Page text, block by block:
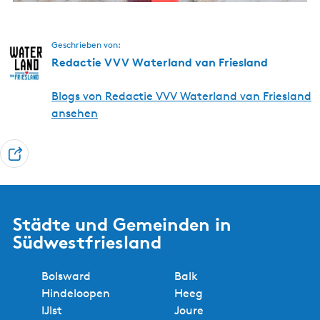
m
m
e
e
r
m
Geschrieben von:
Redactie VVV Waterland van Friesland
Blogs von Redactie VVV Waterland van Friesland
ansehen
T
e
n
Städte und Gemeinden in
Südwestfriesland
Bolsward
Balk
Hindeloopen
Heeg
IJlst
Joure